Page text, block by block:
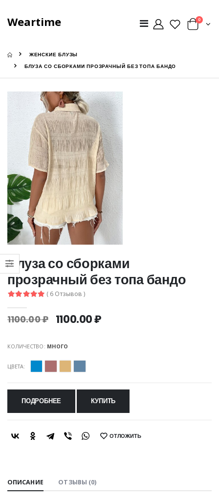
Weartime 0
ЖЕНСКИЕ БЛУЗЫ
БЛУЗА СО СБОРКАМИ ПРОЗРАЧНЫЙ БЕЗ ТОПА БАНДО
Блуза со сборками
прозрачный без топа бандо
( 6 Отзывов )
1100.00 ₽ 1100.00 ₽
КОЛИЧЕСТВО: МНОГО
ЦВЕТА:
ПОДРОБНЕЕ КУПИТЬ
SHARE: ОТЛОЖИТЬ
ОПИСАНИЕ ОТЗЫВЫ (0)